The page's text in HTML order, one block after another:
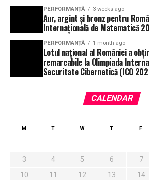
PERFORMANȚĂ 3 weeks ago
Aur, argint și bronz pentru
Internațională de Matematică
PERFORMANȚĂ 1 month ago
Lotul național al României a
remarcabile la Olimpiada
Securitate Cibernetică (ICO
CALENDAR
M T W T F
3
4 5 6 7
10
11 12 13 14